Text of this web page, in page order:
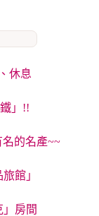
休息
」!!
的名產~~
館」
房間